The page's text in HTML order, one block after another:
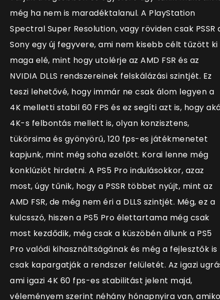
még ha nem is maradéktalanul. A PlayStation
Spectral Super Resolution, vagy röviden csak PSSR
Sony egy új fegyvere, ami nem kisebb célt tűzött ki
maga elé, mint hogy utolérje az AMD FSR és az
NVIDIA DLLS rendszereinek felskálázási szintjét. Ez
teszi lehetővé, hogy immár ne csak álom legyen a
4K melletti stabil 60 FPS és ez segíti azt is, hogy
4K-s felbontás mellett is, olyan konzisztens,
tükörsima és gyönyörű, 120 fps-es játékmenetet
kapjunk, mint még soha ezelőtt. Korai lenne még
konklúziót hirdetni. A PS5 Pro indulásokkor, azaz
most, úgy tűnik, hogy a PSSR többet nyújt, mint az
AMD FSR, de még nem éri a DLLS szintjét. Még, ez a
kulcsszó, hiszen a PS5 Pro élettartama még csak
most kezdődik, még csak a küszöbén állunk a PS5
Pro valódi kihasználtságának és még a fejlesztők is
csak kapargatják a rendszer felületét. Az igazi
ami igazi 4K 60 fps-es stabilitást jelent majd,
véleményem szerint néhány hónapnyira van,